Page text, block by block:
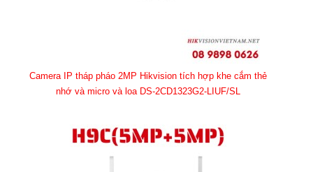
Camera IP tháp pháo 2MP Hikvision tích hợp khe cắm thẻ
nhớ và micro và loa DS-2CD1323G2-LIUF/SL